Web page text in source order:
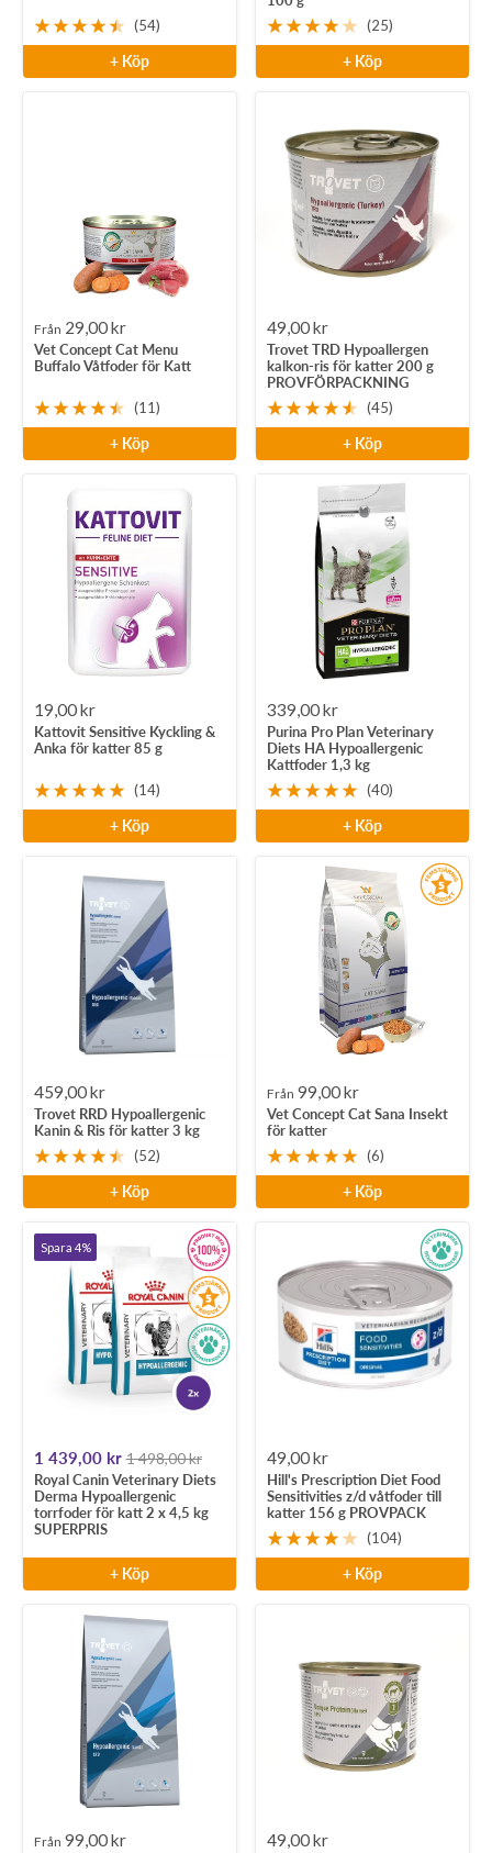
(54)
+ Köp
(25)
+ Köp
Rea-
pris
Från 29,00 kr
Vet Concept Cat Menu
Buffalo Våtfoder för Katt
(11)
+ Köp
Rea-
pris
49,00 kr
Trovet TRD Hypoallergen
kalkon-ris för katter 200 g
PROVFÖRPACKNING
(45)
+ Köp
Rea-
pris
19,00 kr
Kattovit Sensitive Kyckling &
Anka för katter 85 g
(14)
+ Köp
Rea-
pris
339,00 kr
Purina Pro Plan Veterinary
Diets HA Hypoallergenic
Kattfoder 1,3 kg
(40)
+ Köp
Rea-
pris
459,00 kr
Trovet RRD Hypoallergenic
Kanin & Ris för katter 3 kg
(52)
+ Köp
Rea-
pris
Från 99,00 kr
Vet Concept Cat Sana Insekt
för katter
(6)
+ Köp
Spara 4%
Rea-
pris
1 439,00 kr1 498,00 kr
Royal Canin Veterinary Diets
Derma Hypoallergenic
torrfoder för katt 2 x 4,5 kg
SUPERPRIS
+ Köp
Rea-
pris
49,00 kr
Hill's Prescription Diet Food
Sensitivities z/d våtfoder till
katter 156 g PROVPACK
(104)
+ Köp
Rea-
Från 99,00 kr
Rea-
49,00 kr